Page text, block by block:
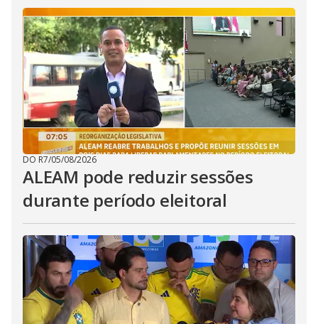
DO R7/05/08/2026
ALEAM pode reduzir sessões
durante período eleitoral